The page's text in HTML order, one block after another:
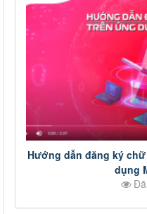
Hướng dẫn đăng ký
dụng
Đã